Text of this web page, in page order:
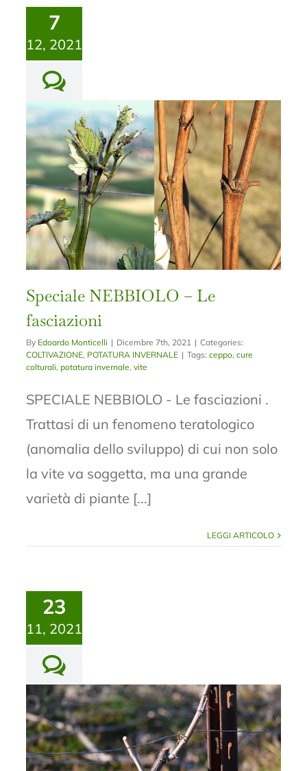
7
12, 2021
Speciale NEBBIOLO – Le
fasciazioni
By Edoardo Monticelli | Dicembre 7th, 2021 | Categories:
COLTIVAZIONE, POTATURA INVERNALE | Tags:ceppo,cure
colturali,potatura invernale,vite
SPECIALE NEBBIOLO - Le fasciazioni .
Trattasi di un fenomeno teratologico
(anomalia dello sviluppo) di cui non solo
la vite va soggetta, ma una grande
varietà di piante [...]
LEGGI ARTICOLO
23
11, 2021